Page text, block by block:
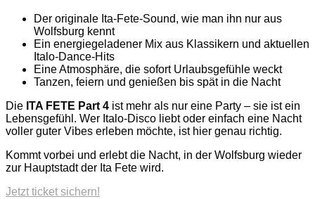
Der originale Ita-Fete-Sound, wie man ihn nur aus
Wolfsburg kennt
Ein energiegeladener Mix aus Klassikern und aktuellen
Italo-Dance-Hits
Eine Atmosphäre, die sofort Urlaubsgefühle weckt
Tanzen, feiern und genießen bis spät in die Nacht
Die ITA FETE Part 4 ist mehr als nur eine Party – sie ist ein
Lebensgefühl. Wer Italo-Disco liebt oder einfach eine Nacht
voller guter Vibes erleben möchte, ist hier genau richtig.
Kommt vorbei und erlebt die Nacht, in der Wolfsburg wieder
zur Hauptstadt der Ita Fete wird.
Jetzt ticket sichern!